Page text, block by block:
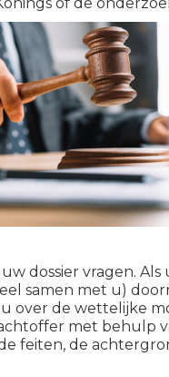
dossier vragen. Als
samen met u)
over de wettelijke
met behulp
feiten, de